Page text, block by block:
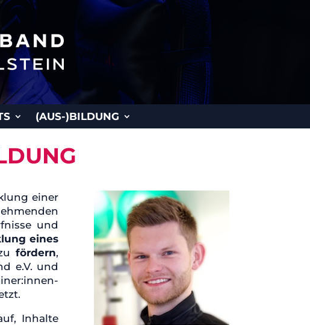
(AUS-)BILDUNG
einer
und
eines
fördern,
e.V. und
Inhalte